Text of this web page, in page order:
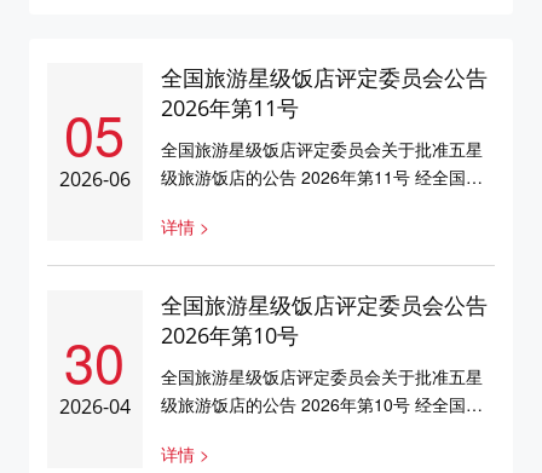
05
2026-06
全国旅游星级饭店评定委员会公告
2026年第11号
全国旅游星级饭店评定委员会关于批准五星
级旅游饭店的公告 2026年第11号 经全国旅
饭店为五星级旅游饭店。具体如下：序号省
份饭店名称标牌标号1湖北武汉联投丽笙酒店
52500303安徽广德开元名都酒店34500324
广东广州白水寨嘉华温泉酒店44501465江西
德兴华云......
详情 >
30
2026-04
全国旅游星级饭店评定委员会公告
2026年第10号
全国旅游星级饭店评定委员会关于批准五星
级旅游饭店的公告 2026年第10号 经全国旅
保和皇冠假日酒店为五星级旅游饭店。具体
详情 >